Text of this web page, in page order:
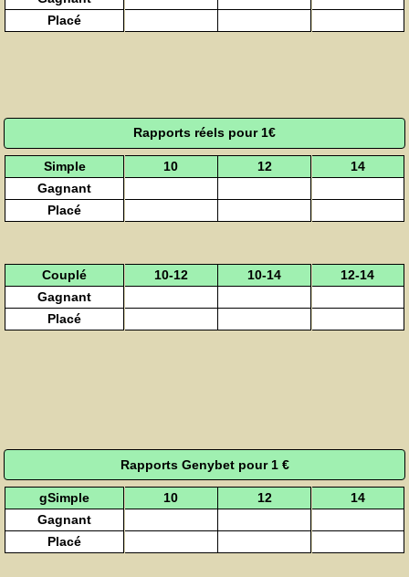
Placé
Rapports réels pour 1€
Simple 10 12
14
Gagnant
Placé
Couplé 10-12 10-14
12-14
Gagnant
Placé
Rapports Genybet pour 1 €
gSimple 10 12
14
Gagnant
Placé